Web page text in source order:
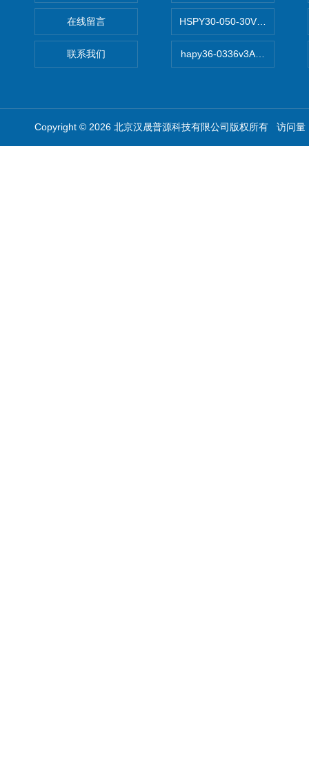
在线留言
联系我们
HSPY30-050-30V/-05A可调
hapy36-0336v3A高精度小型
Copyright © 2026 北京汉晟普源科技有限公司版权所有 访问量